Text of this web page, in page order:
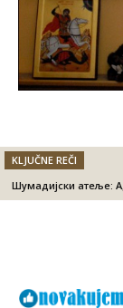
KLJUČNE REČI
Шумадијски атеље: